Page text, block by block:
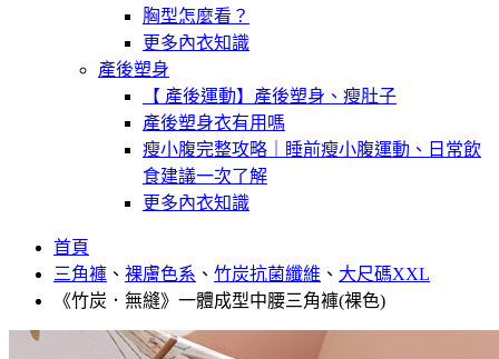
胸型怎麼看？
更多內衣知識
產後塑身
【 產後運動】產後塑身、瘦肚子
產後塑身衣有用嗎
瘦小腹完整攻略｜睡前瘦小腹運動、日常飲
食建議一次了解
更多內衣知識
首頁
三角褲 、 裸膚色系 、 竹炭抗菌纖維 、 大尺碼XXL
《竹炭．無縫》一體成型中腰三角褲(裸色)